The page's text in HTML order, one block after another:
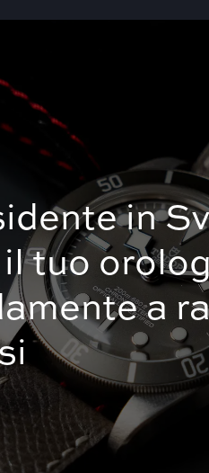
in
tuo
a